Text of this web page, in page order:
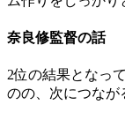
奈良修監督の話
2位の結果となっ
のの、次につなが